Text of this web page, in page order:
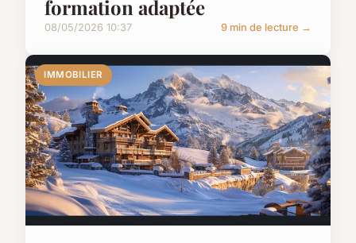
formation adaptée
08/05/2026 10:37 9 min de lecture →
IMMOBILIER